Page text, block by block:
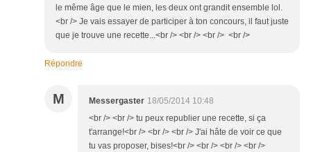
le même âge que le mien, les deux ont grandit ensemble lol.
<br /> Je vais essayer de participer à ton concours, il faut juste
que je trouve une recette...<br /> <br /> <br /> <br />
Répondre
M Messergaster 18/05/2014 10:48
<br /> <br /> tu peux republier une recette, si ça
t'arrange!<br /> <br /> <br /> J'ai hâte de voir ce que
tu vas proposer, bises!<br /> <br /> <br /> <br />